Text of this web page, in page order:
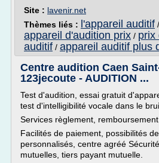
Site : lavenir.net
Thèmes liés :
l'appareil auditif /
appareil d'audition prix / prix
auditif / appareil auditif plus
Centre audition Caen
123jecoute - AUDITION ...
Test d'audition, essai gratuit
test d'intelligibilité vocale dans le
Services règlement, remboursement
Facilités de paiement, possibilités
personnalisés, centre agréé
mutuelles, tiers payant mutuelle.